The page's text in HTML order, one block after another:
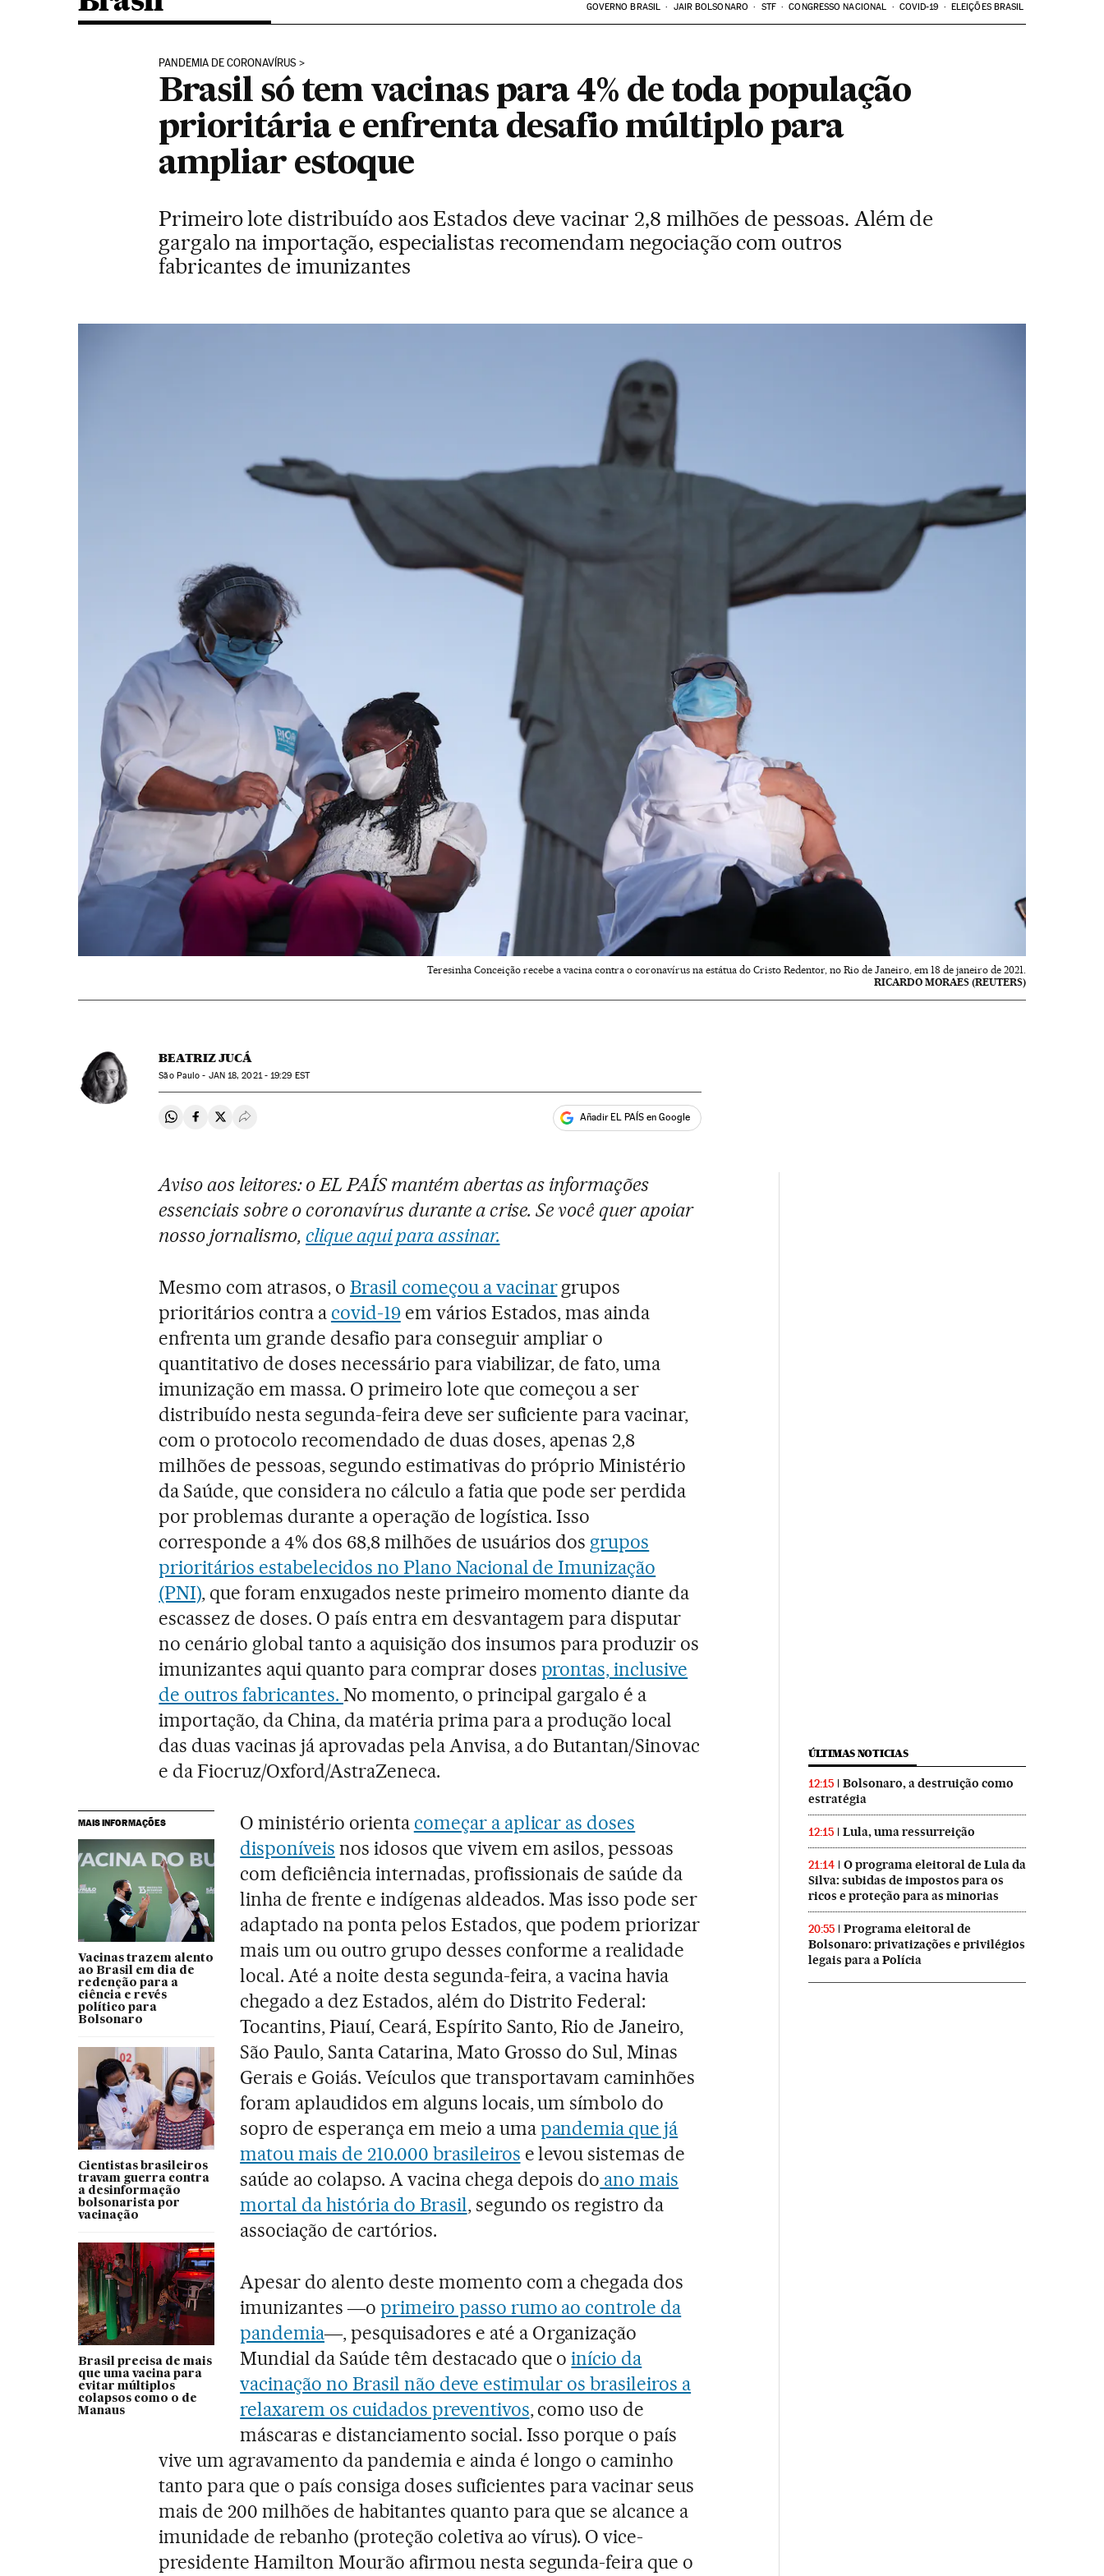
GOVERNO BRASIL JAIR BOLSONARO STF CONGRESSO NACIONAL COVID-19 ELEIÇÕES BRASIL
PANDEMIA DE CORONAVÍRUS
Brasil só tem vacinas para 4% de toda população
prioritária e enfrenta desafio múltiplo para
ampliar estoque
Primeiro lote distribuído aos Estados deve vacinar 2,8 milhões de pessoas. Além de
gargalo na importação, especialistas recomendam negociação com outros
fabricantes de imunizantes
Teresinha Conceição recebe a vacina contra o coronavírus na estátua do Cristo Redentor, no Rio de Janeiro, em 18 de janeiro de 2021.
RICARDO MORAES (REUTERS)
BEATRIZ JUCÁ
São Paulo - JAN18, 2021 - 19:29 EST
Compartir en Whatsapp
Compartir en Facebook
Compartir en Twitter
Desplegar Redes Sociales Añadir EL PAÍS en Google
Aviso aos leitores: o EL PAÍS mantém abertas as informações
essenciais sobre o coronavírus durante a crise. Se você quer apoiar
nosso jornalismo, clique aqui para assinar.
Mesmo com atrasos, o Brasil começou a vacinargrupos
prioritários contra a covid-19 em vários Estados, mas ainda
enfrenta um grande desafio para conseguir ampliar o
quantitativo de doses necessário para viabilizar, de fato, uma
imunização em massa. O primeiro lote que começou a ser
distribuído nesta segunda-feira deve ser suficiente para vacinar,
com o protocolo recomendado de duas doses, apenas 2,8
milhões de pessoas, segundo estimativas do próprio Ministério
da Saúde, que considera no cálculo a fatia que pode ser perdida
por problemas durante a operação de logística. Isso
corresponde a 4% dos 68,8 milhões de usuários dos grupos
prioritários estabelecidos no Plano Nacional de Imunização
(PNI), que foram enxugados neste primeiro momento diante da
escassez de doses. O país entra em desvantagem para disputar
no cenário global tanto a aquisição dos insumos para produzir os
imunizantes aqui quanto para comprar doses prontas, inclusive
de outros fabricantes. No momento, o principal gargalo é a
importação, da China, da matéria prima para a produção local
das duas vacinas já aprovadas pela Anvisa, a do Butantan/Sinovac
e da Fiocruz/Oxford/AstraZeneca.
MAIS INFORMAÇÕES
Vacinas trazem alento
ao Brasil em dia de
redenção para a
ciência e revés
político para
Bolsonaro
Cientistas brasileiros
travam guerra contra
a desinformação
bolsonarista por
vacinação
Brasil precisa de mais
que uma vacina para
evitar múltiplos
colapsos como o de
Manaus
O ministério orienta começar a aplicar as doses
disponíveis nos idosos que vivem em asilos, pessoas
com deficiência internadas, profissionais de saúde da
linha de frente e indígenas aldeados. Mas isso pode ser
adaptado na ponta pelos Estados, que podem priorizar
mais um ou outro grupo desses conforme a realidade
local. Até a noite desta segunda-feira, a vacina havia
chegado a dez Estados, além do Distrito Federal:
Tocantins, Piauí, Ceará, Espírito Santo, Rio de Janeiro,
São Paulo, Santa Catarina, Mato Grosso do Sul, Minas
Gerais e Goiás. Veículos que transportavam caminhões
foram aplaudidos em alguns locais, um símbolo do
sopro de esperança em meio a umapandemia que já
matou mais de 210.000 brasileiros e levou sistemas de
saúde ao colapso. A vacina chega depois do ano mais
mortal da história do Brasil, segundo os registro da
associação de cartórios.
Apesar do alento deste momento com a chegada dos
imunizantes ―o primeiro passo rumo ao controle da
pandemia―, pesquisadores e até a Organização
Mundial da Saúde têm destacado que oinício da
vacinação no Brasil não deve estimular os brasileiros a
relaxarem os cuidados preventivos, como uso de
máscaras e distanciamento social. Isso porque o país
vive um agravamento da pandemia e ainda é longo o caminho
tanto para que o país consiga doses suficientes para vacinar seus
mais de 200 milhões de habitantes quanto para que se alcance a
imunidade de rebanho (proteção coletiva ao vírus). O vice-
presidente Hamilton Mourão afirmou nesta segunda-feira que o
ÚLTIMAS NOTICIAS
12:15
Bolsonaro, a destruição como
estratégia
12:15 Lula, uma ressurreição
21:14
O programa eleitoral de Lula da
Silva: subidas de impostos para os
ricos e proteção para as minorias
20:55
Programa eleitoral de
Bolsonaro: privatizações e privilégios
legais para a Polícia